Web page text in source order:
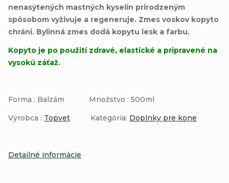
nenasýtených mastných kyselín prirodzeným
spôsobom vyživuje a regeneruje. Zmes voskov kopyto
chráni. Bylinná zmes dodá kopytu lesk a farbu.
Kopyto je po použití zdravé, elastické a pripravené na
vysokú záťaž.
Forma : Balzám Množstvo : 500ml
Výrobca : Topvet Kategória: Doplnky pre kone
Detailné informácie